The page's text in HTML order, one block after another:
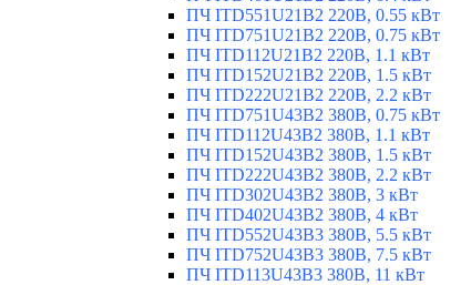
ПЧ ITD551U21B2 220В, 0.55 кВт
ПЧ ITD751U21B2 220В, 0.75 кВт
ПЧ ITD112U21B2 220В, 1.1 кВт
ПЧ ITD152U21B2 220В, 1.5 кВт
ПЧ ITD222U21B2 220В, 2.2 кВт
ПЧ ITD751U43B2 380В, 0.75 кВт
ПЧ ITD112U43B2 380В, 1.1 кВт
ПЧ ITD152U43B2 380В, 1.5 кВт
ПЧ ITD222U43B2 380В, 2.2 кВт
ПЧ ITD302U43B2 380В, 3 кВт
ПЧ ITD402U43B2 380В, 4 кВт
ПЧ ITD552U43B3 380В, 5.5 кВт
ПЧ ITD752U43B3 380В, 7.5 кВт
ПЧ ITD113U43B3 380В, 11 кВт